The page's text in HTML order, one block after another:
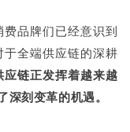
品牌们已经意识到
全端供应链的深耕
链正发挥着越来越
刻变革的机遇。